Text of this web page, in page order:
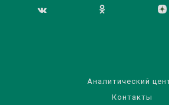
Аналитический
Контакты